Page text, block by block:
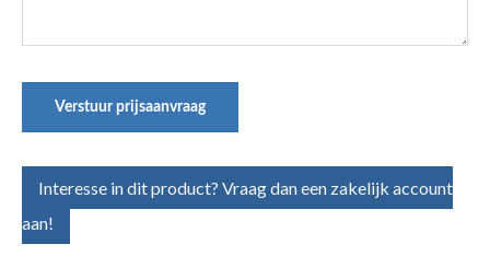
Verstuur prijsaanvraag
Interesse in dit product? Vraag dan een zakelijk account
aan!